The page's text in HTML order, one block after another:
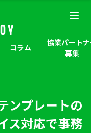
コラム
協業パート
募集
ンプレートの
ス対応で事務